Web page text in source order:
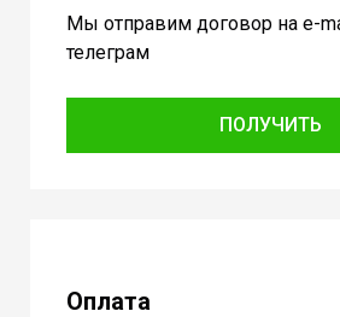
Мы отправим договор на e-
телеграм
ПОЛУЧИТЬ
Оплата